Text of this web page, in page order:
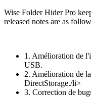
Wise Folder Hider Pro
released notes are as
1. Amélioration de
USB.
2. Amélioration de
DirectStorage./li>
3. Correction de